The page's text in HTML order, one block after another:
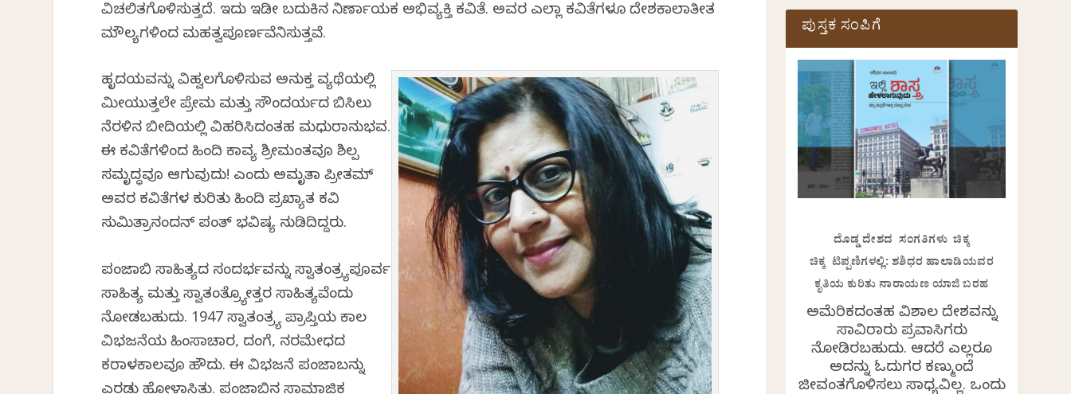
ವಿಚಲಿತಗೊಳಿಸುತ್ತದೆ. ಇದು ಇಡೀ ಬದುಕಿನ ನಿರ್ಣಾಯಕ ಅಭಿವ್ಯಕ್ತಿ ಕವಿತೆ. ಅವರ ಎಲ್ಲಾ ಕವಿತೆಗಳೂ ದೇಶಕಾಲಾತೀತ
ಮೌಲ್ಯಗಳಿಂದ ಮಹತ್ವಪೂರ್ಣವೆನಿಸುತ್ತವೆ.
ಹೃದಯವನ್ನು ವಿಹ್ವಲಗೊಳಿಸುವ ಅನುಕ್ತ ವ್ಯಥೆಯಲ್ಲಿ
ಮೀಯುತ್ತಲೇ ಪ್ರೇಮ ಮತ್ತು ಸೌಂದರ್ಯದ ಬಿಸಿಲು
ನೆರಳಿನ ಬೀದಿಯಲ್ಲಿ ವಿಹರಿಸಿದಂತಹ ಮಧುರಾನುಭವ.
ಈ ಕವಿತೆಗಳಿಂದ ಹಿಂದಿ ಕಾವ್ಯ ಶ್ರೀಮಂತವೂ ಶಿಲ್ಪ
ಸಮೃದ್ಧವೂ ಆಗುವುದು! ಎಂದು ಅಮೃತಾ ಪ್ರೀತಮ್
ಅವರ ಕವಿತೆಗಳ ಕುರಿತು ಹಿಂದಿ ಪ್ರಖ್ಯಾತ ಕವಿ
ಸುಮಿತ್ರಾನಂದನ್ ಪಂತ್ ಭವಿಷ್ಯ ನುಡಿದಿದ್ದರು.
ಪಂಜಾಬಿ ಸಾಹಿತ್ಯದ ಸಂದರ್ಭವನ್ನು ಸ್ವಾತಂತ್ರ್ಯಪೂರ್ವ
ಸಾಹಿತ್ಯ ಮತ್ತು ಸ್ವಾತಂತ್ರ್ಯೋತ್ತರ ಸಾಹಿತ್ಯವೆಂದು
ನೋಡಬಹುದು. 1947 ಸ್ವಾತಂತ್ರ್ಯ ಪ್ರಾಪ್ತಿಯ ಕಾಲ
ವಿಭಜನೆಯ ಹಿಂಸಾಚಾರ, ದಂಗೆ, ನರಮೇಧದ
ಕರಾಳಕಾಲವೂ ಹೌದು. ಈ ವಿಭಜನೆ ಪಂಜಾಬನ್ನು
ಪುಸ್ತಕ ಸಂಪಿಗೆ
ದೊಡ್ಡ ದೇಶದ ಸಂಗತಿಗಳು ಚಿಕ್ಕ
ಚಿಕ್ಕ ಟಿಪ್ಪಣಿಗಳಲ್ಲಿ: ಶಶಿಧರ ಹಾಲಾಡಿಯವರ
ಕೃತಿಯ ಕುರಿತು ನಾರಾಯಣ ಯಾಜಿ ಬರಹ
ಅಮೆರಿಕದಂತಹ ವಿಶಾಲ ದೇಶವನ್ನು
ಸಾವಿರಾರು ಪ್ರವಾಸಿಗರು
ನೋಡಿರಬಹುದು. ಆದರೆ ಎಲ್ಲರೂ
ಅದನ್ನು ಓದುಗರ ಕಣ್ಮುಂದೆ
ಜೀವಂತಗೊಳಿಸಲು ಸಾಧ್ಯವಿಲ್ಲ. ಒಂದು